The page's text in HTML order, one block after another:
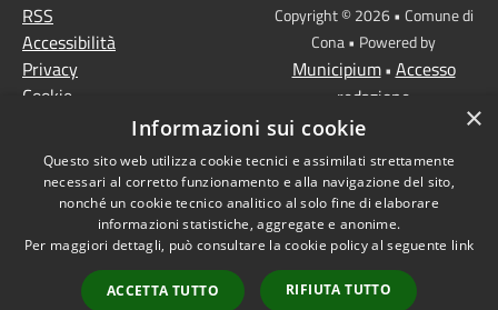
RSS
Accessibilità
Privacy
Cookie
MISSIONE 2 Rivoluzione
verde e transizione
ecologica
Missione 1 -
Digitalizzazione,
innovazione,
Copyright © 2026 • Comune di
Cona • Powered by
Municipium• Accesso
redazione
×
Informazioni sui cookie
Questo sito web utilizza cookie tecnici e assimilati strettamente
necessari al corretto funzionamento e alla navigazione del sito,
nonché un cookie tecnico analitico al solo fine di elaborare
informazioni statistiche, aggregate e anonime.
Per maggiori dettagli, può consultare la cookie policy al seguente link
ACCETTA TUTTO RIFIUTA TUTTO